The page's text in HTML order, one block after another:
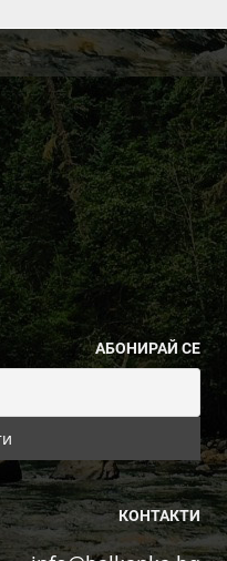
АБОНИРАЙ СЕ
КОНТАКТИ